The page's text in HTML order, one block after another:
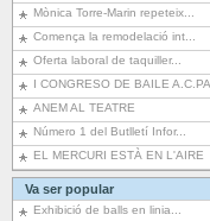
Mònica Torre-Marin repeteix...
Comença la remodelació int...
Oferta laboral de taquiller...
I CONGRESO DE BAILE
ANEM AL TEATRE
Número 1 del Butlletí Infor...
EL MERCURI ESTÀ EN L'AIRE
Va ser popular
Exhibició de balls en linia...